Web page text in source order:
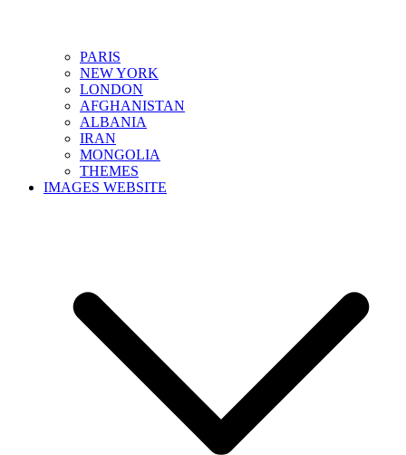
PARIS
NEW YORK
LONDON
AFGHANISTAN
ALBANIA
IRAN
MONGOLIA
THEMES
IMAGES WEBSITE